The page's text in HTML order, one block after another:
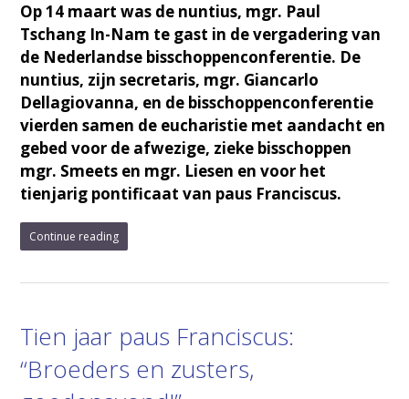
Op 14 maart was de nuntius, mgr. Paul
Tschang In-Nam te gast in de vergadering van
de Nederlandse bisschoppenconferentie. De
nuntius, zijn secretaris, mgr. Giancarlo
Dellagiovanna, en de bisschoppenconferentie
vierden samen de eucharistie met aandacht en
gebed voor de afwezige, zieke bisschoppen
mgr. Smeets en mgr. Liesen en voor het
tienjarig pontificaat van paus Franciscus.
Continue reading
Tien jaar paus Franciscus:
“Broeders en zusters,